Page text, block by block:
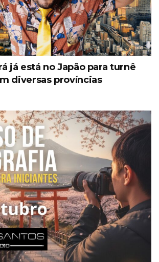
já está no Japão para turnê
diversas províncias